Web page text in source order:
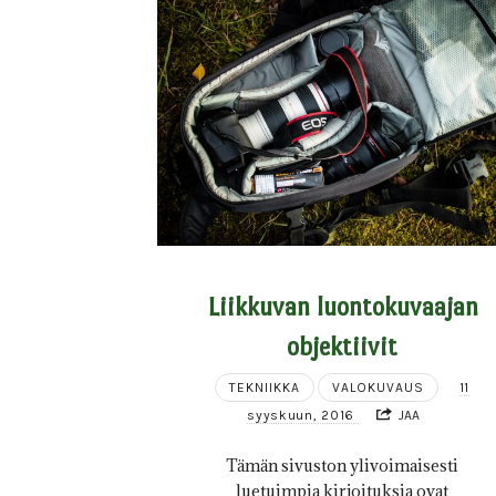
Liikkuvan luontokuvaajan
objektiivit
TEKNIIKKA VALOKUVAUS
11
syyskuun, 2016
JAA
Tämän sivuston ylivoimaisesti
luetuimpia kirjoituksia ovat